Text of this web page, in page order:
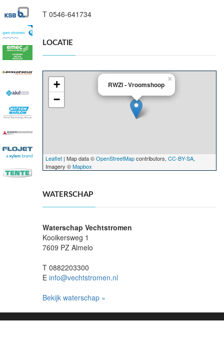
T 0546-641734
LOCATIE
RWZI - Vroomshoop
×
+
−
Leaflet | Map data ©OpenStreetMapcontributors, CC-BY-SA,
Imagery ©Mapbox
WATERSCHAP
Waterschap Vechtstromen
Kooikersweg 1
7609 PZ Almelo
T 0882203300
E info@vechtstromen.nl
Bekijk waterschap »